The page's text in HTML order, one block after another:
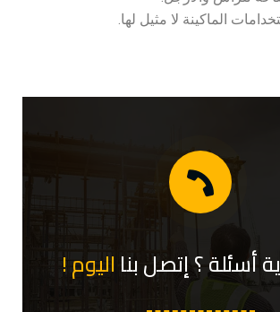
الماكينة لا مثيل لها.
أسئلة ؟ إتصل بنا اليوم !